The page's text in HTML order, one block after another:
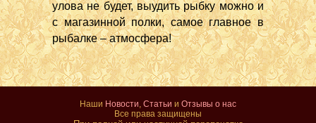
улова не будет, выудить рыбку можно и
с магазинной полки, самое главное в
рыбалке – атмосфера!
Наши Новости, Статьи и Отзывы о нас
Все права защищены